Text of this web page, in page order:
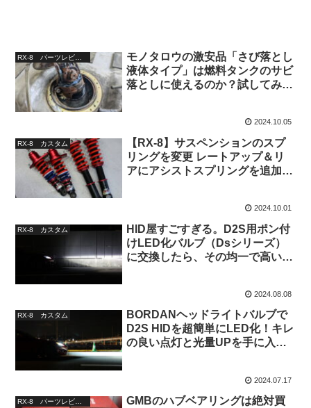
RX-8 パーツレビュー
モノタロウの激安品「さび落とし
液体タイプ」は燃料タンクのサビ
落としに使えるのか？試してみた
2024.10.05
RX-8 カスタム
【RX-8】サスペンションのスプ
リングを変更 レートアップ＆リ
アにアシストスプリングを追加＠
2024.10.01
RX-8 カスタム
HID屋すごすぎる。D2S用ポン付
けLED化バルブ（Dsシリーズ）
に交換したら、その均一で高い明
2024.08.08
RX-8 カスタム
BORDANヘッドライトバルブで
D2S HIDを超簡単にLED化！キレ
の良い点灯と光量UPを手に入れ
2024.07.17
GMBのハブベアリングは絶対買